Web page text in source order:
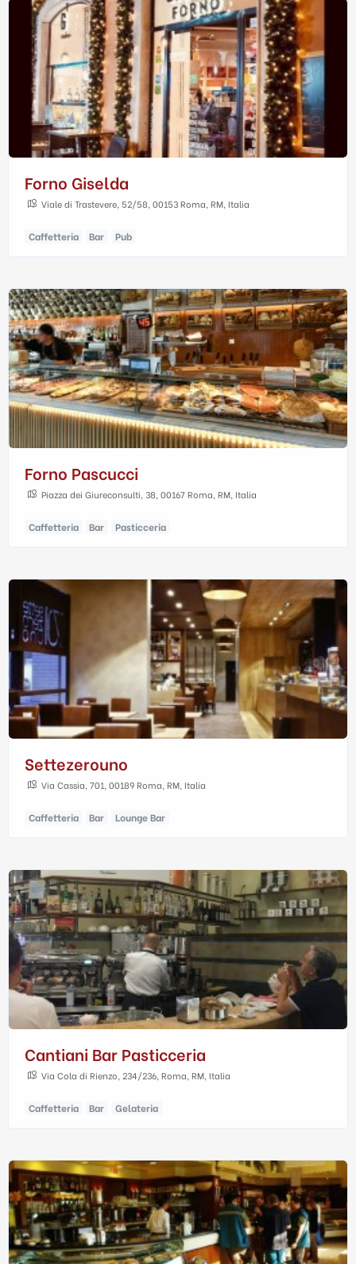
Forno Giselda
Viale di Trastevere, 52/58, 00153 Roma, RM, Italia
Caffetteria Bar Pub
Forno Pascucci
Piazza dei Giureconsulti, 38, 00167 Roma, RM, Italia
Caffetteria Bar Pasticceria
Settezerouno
Via Cassia, 701, 00189 Roma, RM, Italia
Caffetteria Bar Lounge Bar
Cantiani Bar Pasticceria
Via Cola di Rienzo, 234/236, Roma, RM, Italia
Caffetteria Bar Gelateria